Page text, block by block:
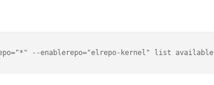
--enablerepo="elrepo-kernel" list available